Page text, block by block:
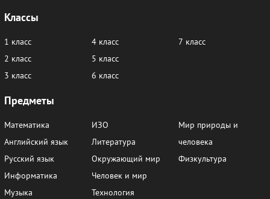
Классы
1 класс
2 класс
3 класс
4 класс
5 класс
6 класс
7 класс
Предметы
Математика
Английский язык
Русский язык
Информатика
Музыка
ИЗО
Литература
Окружающий мир
Человек и мир
Технология
Мир природы и
человека
Физкультура